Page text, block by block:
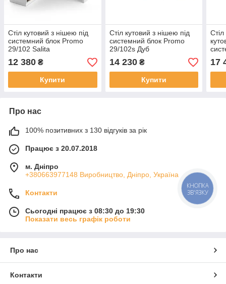
Стіл кутовий з нішею під
системний блок Promo
29/102 Salita
12 380 ₴
Купити
Стіл кутовий з нішею під
системний блок Promo
29/102s Дуб
14 230₴
Купити
17
Про нас
100% позитивних з 130 відгуків за рік
Працює з 20.07.2018
м. Дніпро
+380663977148 Виробництво, Дніпро, Україна
Контакти
Сьогодні працює з 08:30 до 19:30
Показати весь графік роботи
Про нас
Контакти
КНОПКА
ЗВ'ЯЗКУ